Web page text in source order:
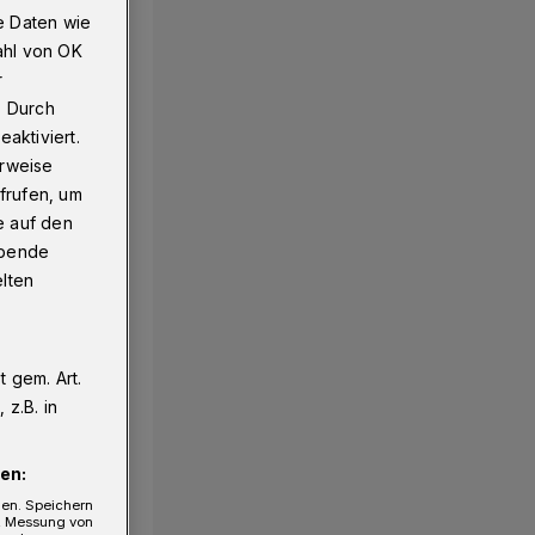
Daten wie
von OK
Durch
um
auf den
gem. Art.
z.B. in
Speichern
von